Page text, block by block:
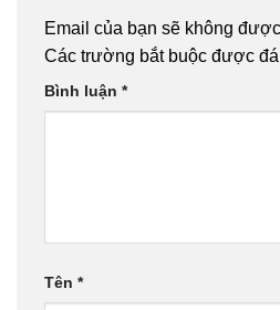
Email của bạn sẽ không
Các trường bắt buộc được
Bình luận *
Tên *